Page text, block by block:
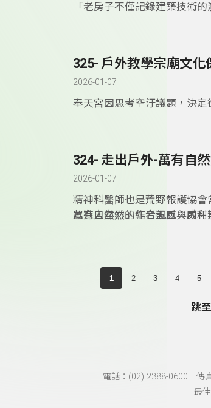
「老房子不僅記錄建築技術
與人的關係，並透過一場場的
塊土地的過去與未來。
325- 戶外教學宗廟文化
2026-01-07
奉天宮因思考空汙議題，決定
境，讓自然資源與生命得以
324- 走出戶外-萬有自
2026-01-07
精神科醫師也是荒野報護協會
眾進入自然，結合五感與內
萬有自然力的作者凱西．威
安排進生活裡。從視覺、顏
的文字，分享自然如何成為
試，或許只是更換氣味、放
1 2 3 4 5
跳
電話：(02) 2388-0600 傳
最